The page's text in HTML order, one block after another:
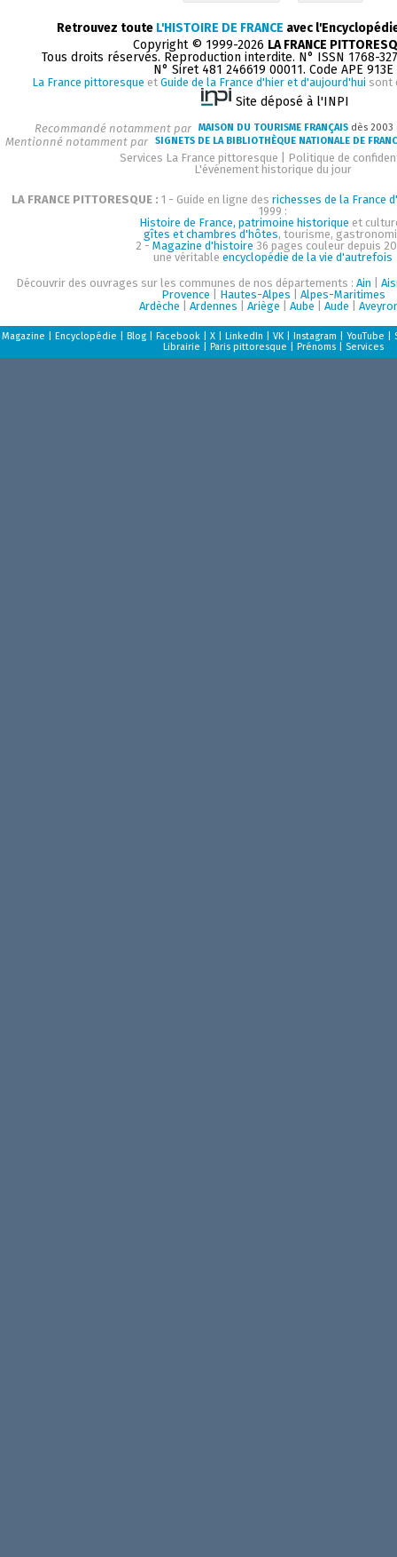
Retrouvez toute L'HISTOIRE DE FRANCE avec
Copyright © 1999-2026 LA FRANCE
Tous droits réservés. Reproduction interdite. N° ISSN 1768-
N° Siret 481 246619 00011. Code APE 913E
La France pittoresque et Guide de la France d'hier et d'aujourd'hui sont
Site déposé à l'INPI
Recommandé notamment par MAISON DU TOURISME FRANÇAIS dès
Mentionné notamment par SIGNETS DE LA BIBLIOTHÈQUE NATIONALE DE
Services La France pittoresque
Politique de
L'événement historique du jour
LA FRANCE PITTORESQUE : 1 - Guide en ligne des richesses de la France
1999 :
Histoire de France, patrimoine historique et
gîtes et chambres d'hôtes, tourisme,
2 - Magazine d'histoire 36 pages couleur depuis
une véritable encyclopédie de la vie d'autrefois
Découvrir des ouvrages sur les communes de nos départements : Ain
Provence
Hautes-Alpes
Alpes-Maritimes
Ardèche
Ardennes Ariège Aube Aude
Magazine Encyclopédie Blog| Facebook| X| LinkedIn VK| Instagram YouTube
Librairie
Paris pittoresque Prénoms| Services